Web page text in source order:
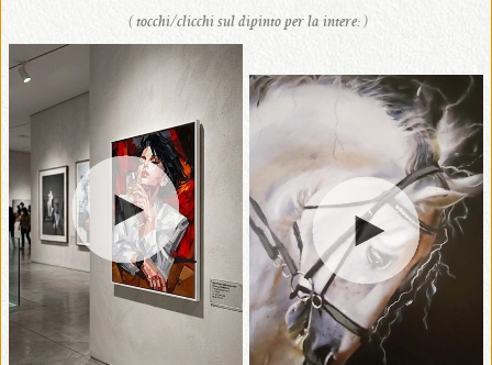
i
Dipinti
•
disponibili
in
originali
( tocchi/clicchi sul dipinto per la intere: )